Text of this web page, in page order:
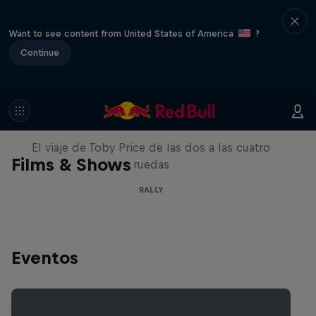
Want to see content from United States of America
?
Continue
Films & Shows
Price to Dakar
El viaje de Toby Price de las dos a las cuatro
ruedas
RALLY
Eventos